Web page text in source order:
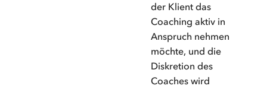
der Klient das
Coaching aktiv in
Anspruch nehmen
möchte, und die
Diskretion des
Coaches wird